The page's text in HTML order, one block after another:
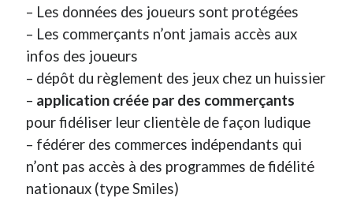
– Les données des joueurs sont protégées
– Les commerçants n’ont jamais accès aux
infos des joueurs
– dépôt du règlement des jeux chez un huissier
– application créée par des commerçants
pour fidéliser leur clientèle de façon ludique
– fédérer des commerces indépendants qui
n’ont pas accès à des programmes de fidélité
nationaux (type Smiles)